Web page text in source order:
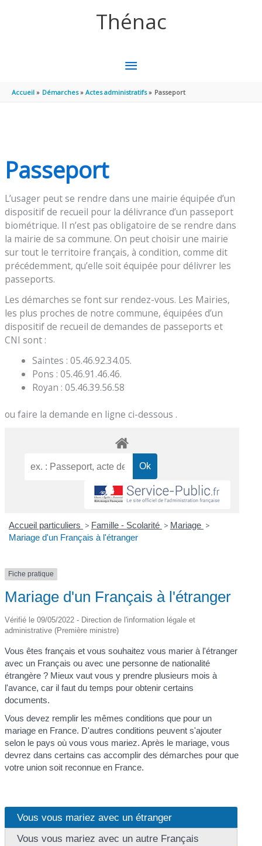
Thénac
MENU
PRINCIPAL
Accueil Démarches Actes administratifs Passeport
Passeport
L’usager peut se rendre dans une mairie équipée d’un
dispositif de recueil pour la délivrance d’un passeport
biométrique. Il n’est pas obligatoire de se rendre dans
la mairie de sa commune. On peut choisir une mairie
sur tout le territoire français, à condition, comme dit
précédemment, qu’elle soit équipée pour délivrer les
passeports.
Les démarches se font sur rendez-vous. Les Mairies,
les plus proches de notre commune, équipées d’un
dispositif de recueil de demandes de passeports et
CNI sont :
Saintes : 05.46.92.34.05.
Pons : 05.46.91.46.46.
Royan : 05.46.39.56.58
ou faire la demande en ligne ci-dessous .
Accueil particuliers > Famille - Scolarité > Mariage >
Mariage d'un Français à l'étranger
Fiche pratique
Mariage d'un Français à l'étranger
Vérifié le 09/05/2022 - Direction de l'information légale et
administrative (Première ministre)
Vous êtes français et vous souhaitez vous marier à l'étranger
avec un Français ou avec une personne de nationalité
étrangère ? Mieux vaut vous y prendre plusieurs mois à
l'avance, car il faut du temps pour obtenir certains
documents.
Vous devez remplir les mêmes conditions que pour un
mariage en France. D'autres conditions peuvent s'ajouter
selon le pays où vous vous mariez. Après le mariage, vous
devrez dans certains cas accomplir des démarches pour que
votre union soit reconnue en France.
Vous vous mariez avec un étranger
Vous vous mariez avec un autre Français